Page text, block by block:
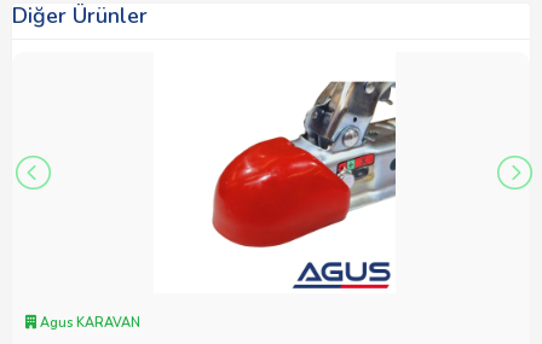
Diğer Ürünler
Agus KARAVAN